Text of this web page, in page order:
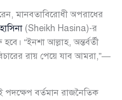
মানবতাবিরোধী অপরাধের
(Sheikh Hasina)-র
“ইনশা আল্লাহ, অন্তর্বর্তী
রায় পেয়ে যাব আমরা,”—
পদক্ষেপ বর্তমান রাজনৈতিক